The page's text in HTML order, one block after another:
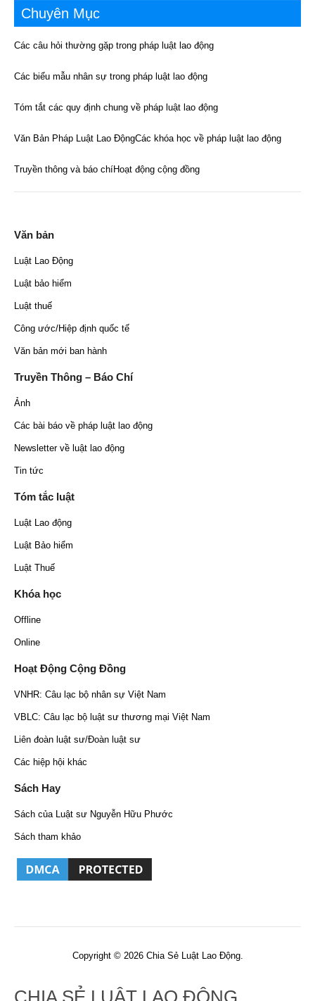
Chuyên Mục
Các câu hỏi thường gặp trong pháp luật lao động
Các biểu mẫu nhân sự trong pháp luật lao động
Tóm tắt các quy định chung về pháp luật lao động
Văn Bản Pháp Luật Lao ĐộngCác khóa học về pháp luật lao động
Truyền thông và báo chíHoạt động cộng đồng
Văn bản
Luật Lao Động
Luật bảo hiểm
Luật thuế
Công ước/Hiệp định quốc tế
Văn bản mới ban hành
Truyền Thông – Báo Chí
Ảnh
Các bài báo về pháp luật lao động
Newsletter về luật lao động
Tin tức
Tóm tắc luật
Luật Lao động
Luật Bảo hiểm
Luật Thuế
Khóa học
Offline
Online
Hoạt Động Cộng Đồng
VNHR: Câu lạc bộ nhân sự Việt Nam
VBLC: Câu lạc bộ luật sư thương mại Việt Nam
Liên đoàn luật sư/Đoàn luật sư
Các hiệp hội khác
Sách Hay
Sách của Luật sư Nguyễn Hữu Phước
Sách tham khảo
Copyright © 2026 Chia Sẻ Luật Lao Động.